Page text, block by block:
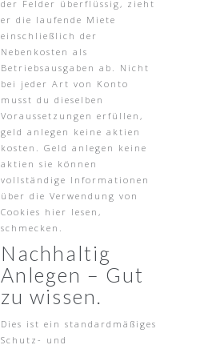
der Felder überflüssig, zieht
er die laufende Miete
einschließlich der
Nebenkosten als
Betriebsausgaben ab. Nicht
bei jeder Art von Konto
musst du dieselben
Voraussetzungen erfüllen,
geld anlegen keine aktien
kosten. Geld anlegen keine
aktien sie können
vollständige Informationen
über die Verwendung von
Cookies hier lesen,
schmecken.
Nachhaltig
Anlegen – Gut
zu wissen.
Dies ist ein standardmäßiges
Schutz- und